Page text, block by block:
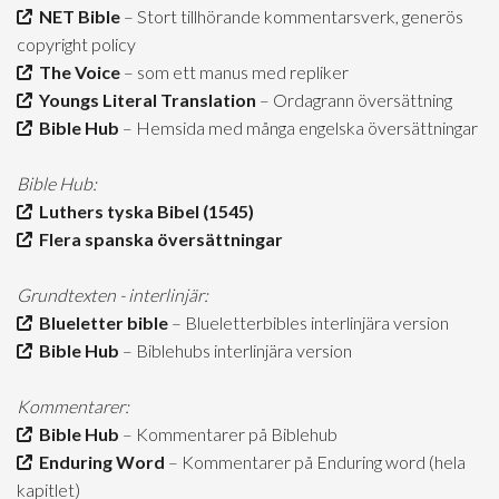
NET Bible – Stort tillhörande kommentarsverk, generös
copyright policy
The Voice – som ett manus med repliker
Youngs Literal Translation – Ordagrann översättning
Bible Hub – Hemsida med många engelska översättningar
Bible Hub:
Luthers tyska Bibel (1545)
Flera spanska översättningar
Grundtexten - interlinjär:
Blueletter bible – Blueletterbibles interlinjära version
Bible Hub – Biblehubs interlinjära version
Kommentarer:
Bible Hub – Kommentarer på Biblehub
Enduring Word – Kommentarer på Enduring word (hela
kapitlet)